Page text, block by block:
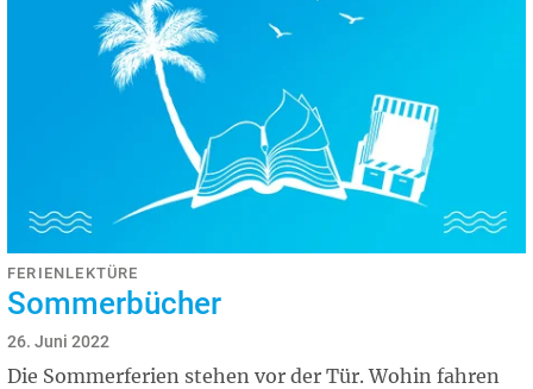
FERIENLEKTÜRE
Sommerbücher
26. Juni 2022
Die Sommerferien stehen vor der Tür. Wohin fahren